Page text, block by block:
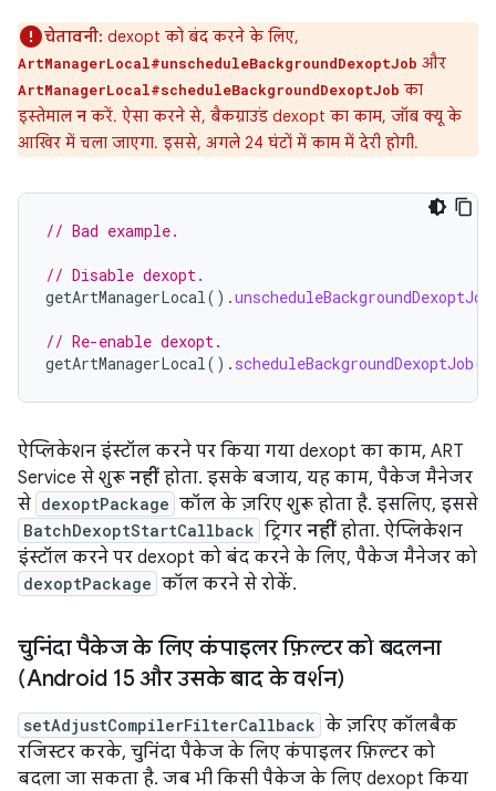
चेतावनी: dexopt को बंद करने के लिए,
ArtManagerLocal#unscheduleBackgroundDexoptJob और
ArtManagerLocal#scheduleBackgroundDexoptJob का
इस्तेमाल न करें. ऐसा करने से, बैकग्राउंड dexopt का काम, जॉब क्यू के
आखिर में चला जाएगा. इससे, अगले 24 घंटों में काम में देरी होगी.
// Bad example.
// Disable dexopt.
getArtManagerLocal().unscheduleBackgroundDexoptJob
// Re-enable dexopt.
getArtManagerLocal(). scheduleBackgroundDexoptJob
ऐप्लिकेशन इंस्टॉल करने पर किया गया dexopt का काम, ART
Service से शुरू नहीं होता. इसके बजाय, यह काम, पैकेज मैनेजर
से dexoptPackage कॉल के ज़रिए शुरू होता है. इसलिए, इससे
BatchDexoptStartCallback ट्रिगर नहीं होता. ऐप्लिकेशन
इंस्टॉल करने पर dexopt को बंद करने के लिए, पैकेज मैनेजर को
dexoptPackage कॉल करने से रोकें.
चुनिंदा पैकेज के लिए कंपाइलर फ़िल्टर को बदलना
(Android 15 और उसके बाद के वर्शन)
setAdjustCompilerFilterCallback के ज़रिए कॉलबैक
रजिस्टर करके, चुनिंदा पैकेज के लिए कंपाइलर फ़िल्टर को
बदला जा सकता है. जब भी किसी पैकेज के लिए dexopt किया